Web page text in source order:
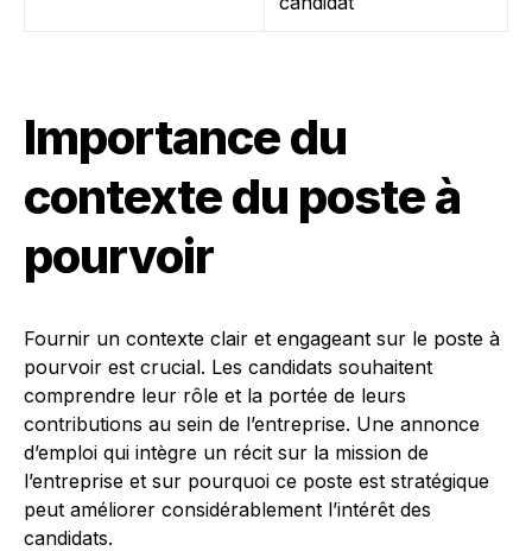
Importance du
contexte du poste à
pourvoir
Fournir un contexte clair et engageant sur le poste à
pourvoir est crucial. Les candidats souhaitent
comprendre leur rôle et la portée de leurs
contributions au sein de l’entreprise. Une annonce
d’emploi qui intègre un récit sur la mission de
l’entreprise et sur pourquoi ce poste est stratégique
peut améliorer considérablement l’intérêt des
candidats.